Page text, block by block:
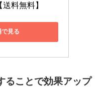
送料無料】
で見る
ることで効果アップ